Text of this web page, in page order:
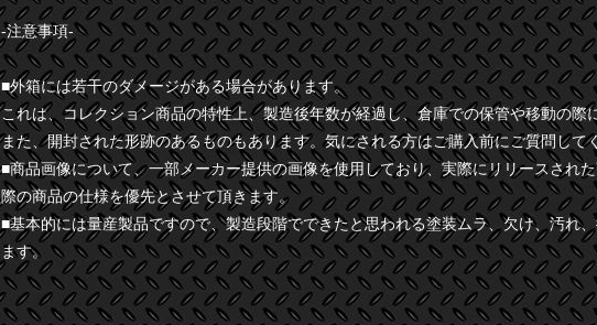
-注意事項-
■外箱には若干のダメージがある場合があります。
これは、コレクション商品の特性上、製造後年数が経過し、倉庫での保管や移動の
また、開封された形跡のあるものもあります。気にされる方はご購入前にご質問して
■商品画像について、一部メーカー提供の画像を使用しており、実際にリリースされ
際の商品の仕様を優先とさせて頂きます。
■基本的には量産製品ですので、製造段階でできたと思われる塗装ムラ、欠け、汚れ
ます。